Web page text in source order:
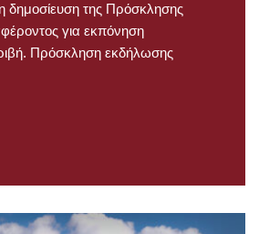
δημοσίευση της Πρόσκλησης
για εκπόνηση
Πρόσκληση εκδήλωσης